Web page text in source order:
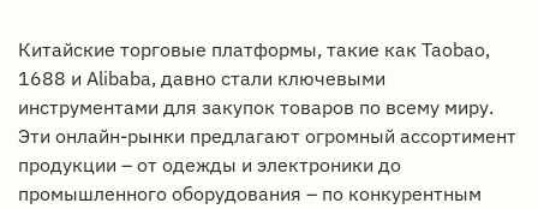
Китайские торговые платформы, такие как Taobao,
1688 и Alibaba, давно стали ключевыми
инструментами для закупок товаров по всему миру.
Эти онлайн-рынки предлагают огромный ассортимент
продукции – от одежды и электроники до
промышленного оборудования – по конкурентным